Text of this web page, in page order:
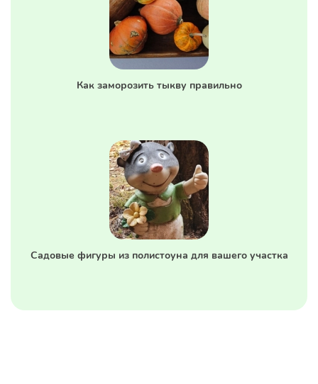
Как заморозить тыкву правильно
Садовые фигуры из полистоуна для вашего участка